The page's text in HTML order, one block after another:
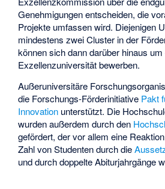
Genehmigungen entscheiden, die
Projekte umfassen wird. Diejenigen
mindestens zwei Cluster in der
können sich dann darüber hinaus
Exzellenzuniversität bewerben.
Außeruniversitäre
die Forschungs-Förderinitiative Pakt
Innovation unterstützt. Die
wurden außerdem durch den
gefördert, der vor allem eine
Zahl von Studenten durch die
und durch doppelte Abiturjahrgänge